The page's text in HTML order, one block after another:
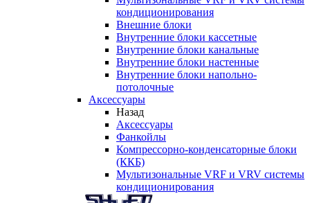
кондиционирования
Внешние блоки
Внутренние блоки кассетные
Внутренние блоки канальные
Внутренние блоки настенные
Внутренние блоки напольно-
потолочные
Аксессуары
Назад
Аксессуары
Фанкойлы
Компрессорно-конденсаторные блоки
(ККБ)
Мультизональные VRF и VRV системы
кондиционирования